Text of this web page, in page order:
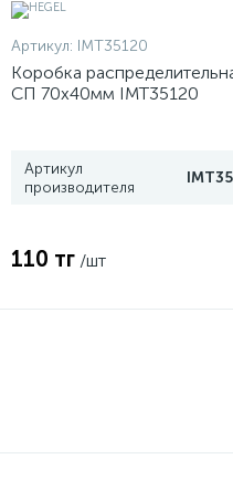
Артикул: IMT35120
Коробка
СП 70х40мм IMT35120
Артикул
производителя
110 тг /шт